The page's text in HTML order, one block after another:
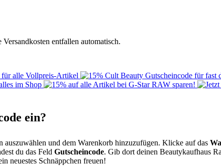
entfallen automatisch.
ein?
und dem Warenkorb hinzuzufügen. Klicke auf das
du das Feld Gutscheincode. Gib dort deinen Beautykaufhaus
neuestes Schnäppchen freuen!